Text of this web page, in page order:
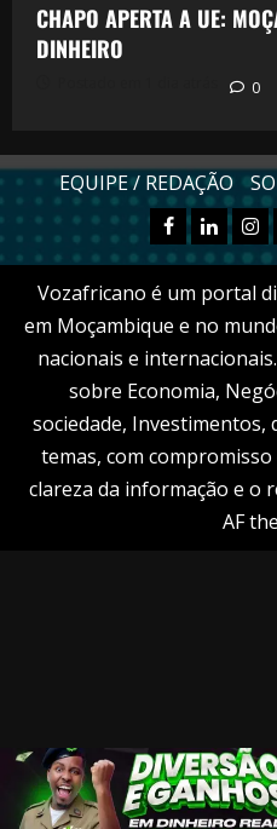
CHAPO APERTA A UE:
DINHEIRO
0
EQUIPE / REDAÇÃO
Facebook
Linkedn
Vozafricano é um portal
em Moçambique e no
nacionais e
sobre Economia,
sociedade,
temas, com
clareza da informação e o
AF